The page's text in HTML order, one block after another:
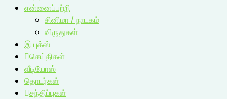
என்னைப்பற்றி
சினிமா / நாடகம்
விருதுகள்
இ புக்ஸ்
செய்திகள்
வீடியோஸ்
தொடர்கள்
சந்திப்புகள்